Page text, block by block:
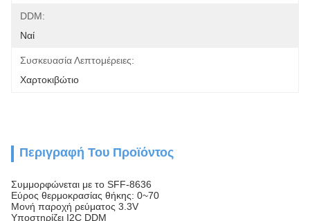
DDM:
Ναί
Συσκευασία Λεπτομέρειες:
Χαρτοκιβώτιο
Περιγραφή Του Προϊόντος
Συμμορφώνεται με το SFF-8636
Εύρος θερμοκρασίας θήκης: 0~70
Μονή παροχή ρεύματος 3.3V
Υποστηρίζει I2C DDM